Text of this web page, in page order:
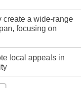
create a wide-range
focusing on
local appeals in